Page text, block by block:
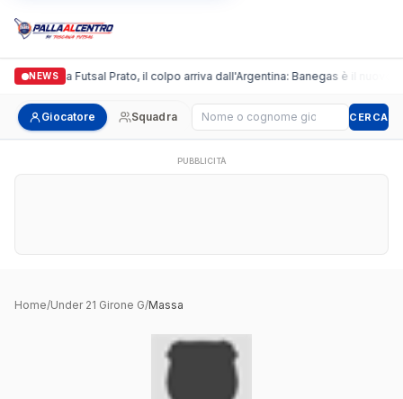
NEWS
Italgronda Futsal Prato, il colpo arriva dall'Argentina: Banegas è il nuovo
Giocatore Squadra Cerca giocatore CERCA
PUBBLICITÀ
Home/Under 21 Girone G/Massa